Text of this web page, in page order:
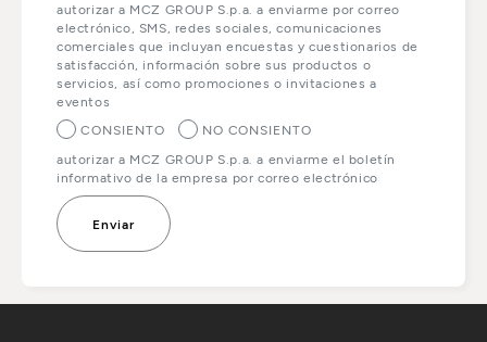
autorizar a MCZ GROUP S.p.a. a enviarme por correo
electrónico, SMS, redes sociales, comunicaciones
comerciales que incluyan encuestas y cuestionarios de
satisfacción, información sobre sus productos o
servicios, así como promociones o invitaciones a
eventos
CONSIENTO
NO CONSIENTO
autorizar a MCZ GROUP S.p.a. a enviarme el boletín
informativo de la empresa por correo electrónico